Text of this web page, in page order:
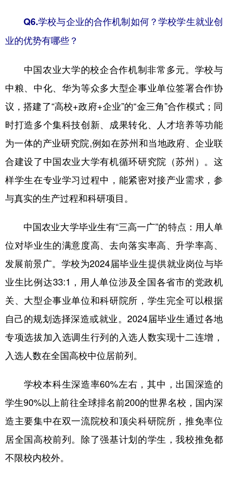
Q6.学校与企业的合作机制如何？学校学生就业创
业的优势有哪些？
中国农业大学的校企合作机制非常多元。学校与
中粮、中化、华为等众多大型企事业单位签署合作协
议，搭建了“高校+政府+企业”的“金三角”合作模式；同
时打造多个集科技创新、成果转化、人才培养等功能
为一体的产业研究院,例如在苏州和当地政府、企业联
合建设了中国农业大学有机循环研究院（苏州）。这
样学生在专业学习过程中，能紧密对接产业需求，参
与真实的生产过程和科研项目。​
中国农业大学毕业生有“三高一广”的特点：用人单
位对毕业生的满意度高、去向落实率高、升学率高、
发展前景广。学校为2024届毕业生提供就业岗位与毕
业生比例达33:1，用人单位涉及全国各省市的党政机
关、大型企事业单位和科研院所，学生完全可以根据
自己的规划选择深造或就业。2024届毕业生通过各地
专项选拔加入选调生行列的入选人数实现十二连增，
入选人数在全国高校中位居前列。
学校本科生深造率60%左右，其中，出国深造的
学生90%以上前往全球排名前200的世界名校，国内深
造主要集中在双一流院校和顶尖科研院所，推免率位
居全国高校前列。除了强基计划的学生，我校推免都
不限校内校外。